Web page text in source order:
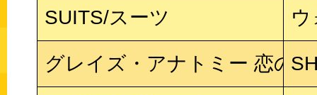
SUITS/スーツ
グレイズ・アナトミー 恋の